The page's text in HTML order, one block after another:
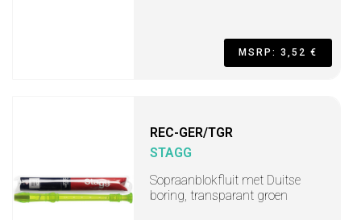
MSRP: 3,52 €
REC-GER/TGR
STAGG
Sopraanblokfluit met Duitse
boring, transparant groen